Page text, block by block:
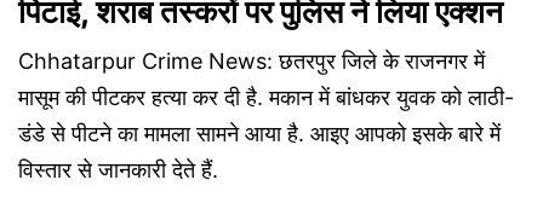
पिटाई, शराब तस्करों पर पुलिस ने लिया एक्शन
Chhatarpur Crime News: छतरपुर जिले के राजनगर में
मासूम की पीटकर हत्या कर दी है. मकान में बांधकर युवक को लाठी-
डंडे से पीटने का मामला सामने आया है. आइए आपको इसके बारे में
विस्तार से जानकारी देते हैं.